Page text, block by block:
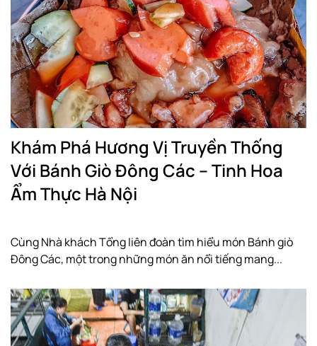
Khám Phá Hương Vị Truyền Thống
Với Bánh Giò Đông Các – Tinh Hoa
Ẩm Thực Hà Nội
Cùng Nhà khách Tổng liên đoàn tìm hiểu món Bánh giò
Đông Các, một trong những món ăn nổi tiếng mang...